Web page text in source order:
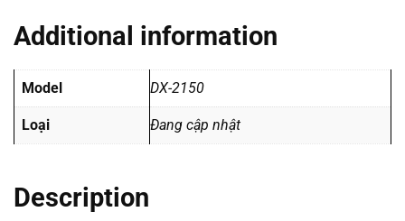
Description
Additional information
Model DX-2150
Loại Đang cập nhật